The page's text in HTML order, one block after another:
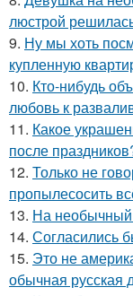
люстрой
9. Ну мы хоть
купленную
10. Кто-нибудь
любовь к
11. Какое
после
12. Только не
пропылесосить
13. На необычный
14. Согласились
15. Это не
обычная русская